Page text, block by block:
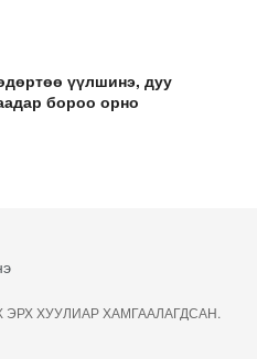
үүлшинэ, дуу
бороо орно
ЭРХ ХУУЛИАР ХАМГААЛАГДСАН.